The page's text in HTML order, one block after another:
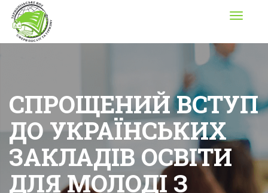
Toggle
СПРОЩЕНИЙ ВСТУП
ДО УКРАЇНСЬКИХ
ЗАКЛАДІВ ОСВІТИ
ДЛЯ МОЛОДІ З